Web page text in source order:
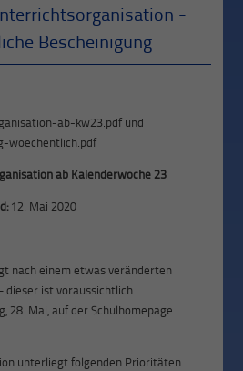
-
Bescheinigung
ab-kw23.pdf und
woechentlich.pdf
ab Kalenderwoche 23
12. Mai 2020
nach einem etwas veränderten
dieser ist voraussichtlich
28. Mai, auf der Schulhomepage
unterliegt folgenden Prioritäten